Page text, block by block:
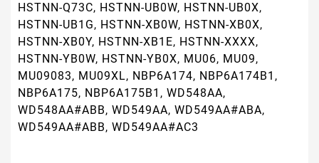
HSTNN-Q73C, HSTNN-UB0W, HSTNN-UB0X,
HSTNN-UB1G, HSTNN-XB0W, HSTNN-XB0X,
HSTNN-XB0Y, HSTNN-XB1E, HSTNN-XXXX,
HSTNN-YB0W, HSTNN-YB0X, MU06, MU09,
MU09083, MU09XL, NBP6A174, NBP6A174B1,
NBP6A175, NBP6A175B1, WD548AA,
WD548AA#ABB, WD549AA, WD549AA#ABA,
WD549AA#ABB, WD549AA#AC3